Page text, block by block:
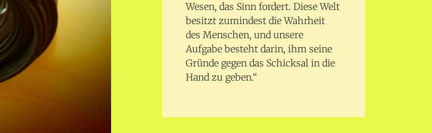
Wesen, das Sinn fordert. Diese Welt
besitzt zumindest die Wahrheit
des Menschen, und unsere
Aufgabe besteht darin, ihm seine
Gründe gegen das Schicksal in die
Hand zu geben.“